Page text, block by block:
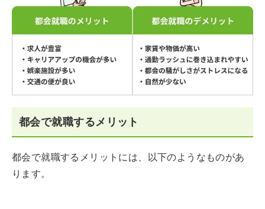
都会で就職するメリット
都会で就職するメリットには、以下のようなものがあ
ります。